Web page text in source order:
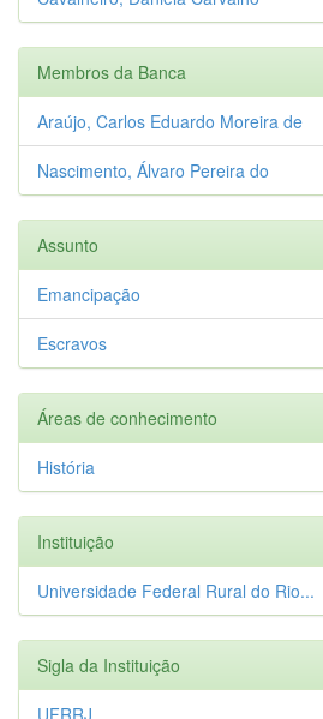
Membros da Banca
Araújo, Carlos Eduardo Moreira de
Nascimento, Álvaro Pereira do
Assunto
Emancipação
Escravos
Áreas de conhecimento
História
Instituição
Universidade Federal Rural do Rio...
Sigla da Instituição
UFRRJ